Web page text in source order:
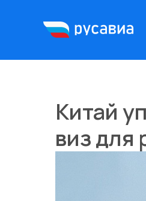
Китай
виз для